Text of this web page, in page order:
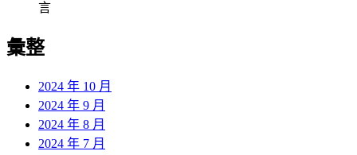
言
彙整
2024 年 10 月
2024 年 9 月
2024 年 8 月
2024 年 7 月